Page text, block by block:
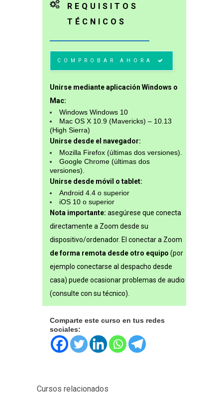
REQUISITOS
TÉCNICOS
COMPROBAR AHORA
Unirse mediante aplicación Windows o
Mac:
Windows Windows 10
Mac OS X 10.9 (Mavericks) – 10.13
(High Sierra)
Unirse desde el navegador:
Mozilla Firefox (últimas dos versiones).
Google Chrome (últimas dos
versiones).
Unirse desde móvil o tablet:
Android 4.4 o superior
iOS 10 o superior
Nota importante: asegúrese que conecta
directamente a Zoom desde su
dispositivo/ordenador. El conectar a Zoom
de forma remota desde otro equipo (por
ejemplo conectarse al despacho desde
casa) puede ocasionar problemas de audio
(consulte con su técnico).
Comparte este curso en tus redes
sociales:
Cursos relacionados